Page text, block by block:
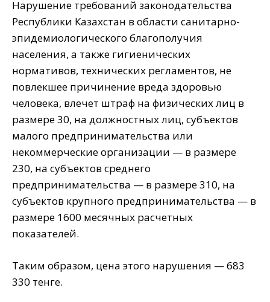
Нарушение требований законодательства
Республики Казахстан в области санитарно-
эпидемиологического благополучия
населения, а также гигиенических
нормативов, технических регламентов, не
повлекшее причинение вреда здоровью
человека, влечет штраф на физических лиц в
размере 30, на должностных лиц, субъектов
малого предпринимательства или
некоммерческие организации — в размере
230, на субъектов среднего
предпринимательства — в размере 310, на
субъектов крупного предпринимательства — в
размере 1600 месячных расчетных
показателей.
Таким образом, цена этого нарушения — 683
330 тенге.